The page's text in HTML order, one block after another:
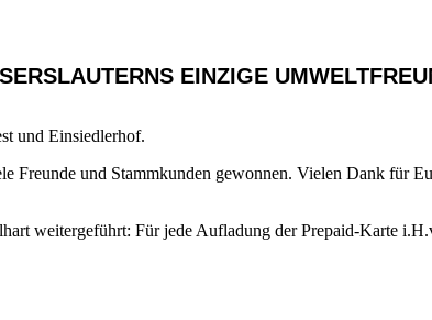
EINZIGE
und Einsiedlerhof.
Freunde und Stammkunden gewonnen. Vielen Dank für
weitergeführt: Für jede Aufladung der Prepaid-Karte